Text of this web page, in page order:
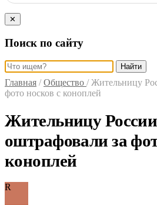
✕
Поиск по сайту
Найти
Главная / Общество / Жительницу
фото носков с коноплей
Жительницу России
оштрафовали за
коноплей
R